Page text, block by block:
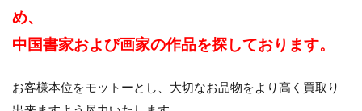
め、
中国書家および画家の作品を探しております。
お客様本位をモットーとし、大切なお品物をより高く買取り